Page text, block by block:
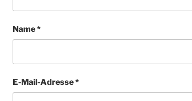
Name*
E-Mail-Adresse*